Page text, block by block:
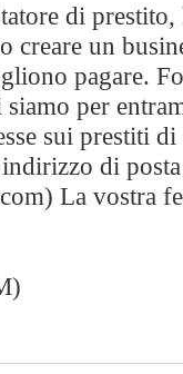
di prestito,
creare un
pagare.
per
sui prestiti di
di
La vostra